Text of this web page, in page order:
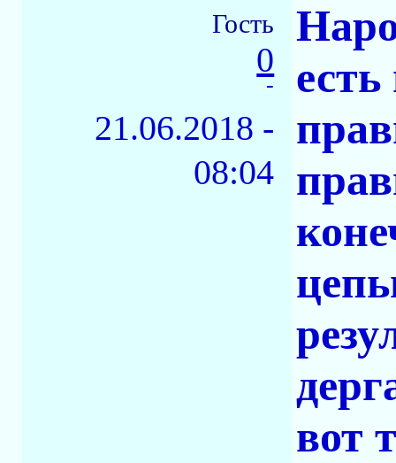
Гость
0
-
21.06.2018 -
08:04
вот